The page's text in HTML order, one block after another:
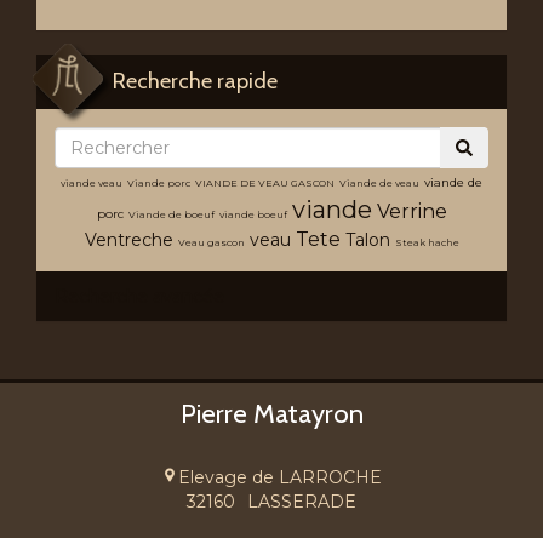
Recherche rapide
viande veau Viande porc VIANDE DE VEAU GASCON Viande de veau viande de
porc Viande de boeuf viande boeuf viande Verrine
Ventreche Veau gascon veau Tete Talon Steak hache
Pierre Matayron
Elevage de LARROCHE
32160
LASSERADE